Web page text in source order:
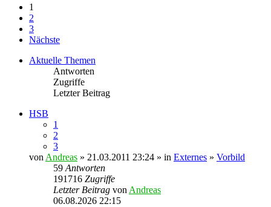
1
2
3
Nächste
Aktuelle Themen
Antworten
Zugriffe
Letzter Beitrag
HSB
1
2
3
vonAndreas » 21.03.2011 23:24 » in Externes » Vorbild
59Antworten
191716 Zugriffe
Letzter Beitrag vonAndreas
06.08.2026 22:15